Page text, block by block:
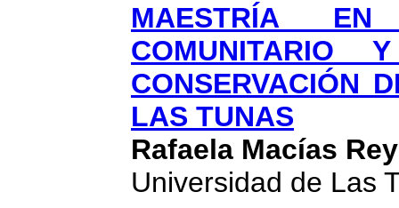
MAESTRÍA EN
CONSERVACIÓN
LAS TUNAS
Rafaela Macías
Universidad de Las